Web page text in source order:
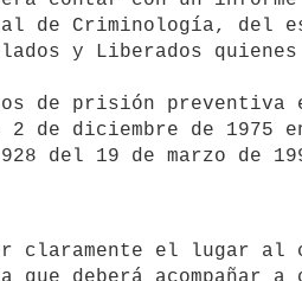
de Criminología, del
y Liberados
de prisión preventiva
de diciembre de 1975